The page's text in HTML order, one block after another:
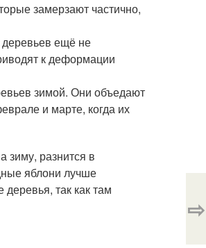
замерзают частично,
ещё не
к деформации
зимой. Они объедают
и марте, когда их
зиму, разнится в
яблони лучше
так как там
⇨